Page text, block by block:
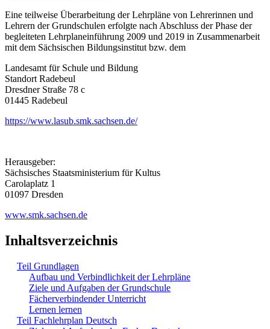
Eine teilweise Überarbeitung der Lehrpläne von Lehrerinnen und
Lehrern der Grundschulen erfolgte nach Abschluss der Phase der
begleiteten Lehrplaneinführung 2009 und 2019 in Zusammenarbeit
mit dem Sächsischen Bildungsinstitut bzw. dem
Landesamt für Schule und Bildung
Standort Radebeul
Dresdner Straße 78 c
01445 Radebeul
https://www.lasub.smk.sachsen.de/
Herausgeber:
Sächsisches Staatsministerium für Kultus
Carolaplatz 1
01097 Dresden
www.smk.sachsen.de
Inhaltsverzeichnis
Teil Grundlagen
Aufbau und Verbindlichkeit der Lehrpläne
Ziele und Aufgaben der Grundschule
Fächerverbindender Unterricht
Lernen lernen
Teil Fachlehrplan Deutsch